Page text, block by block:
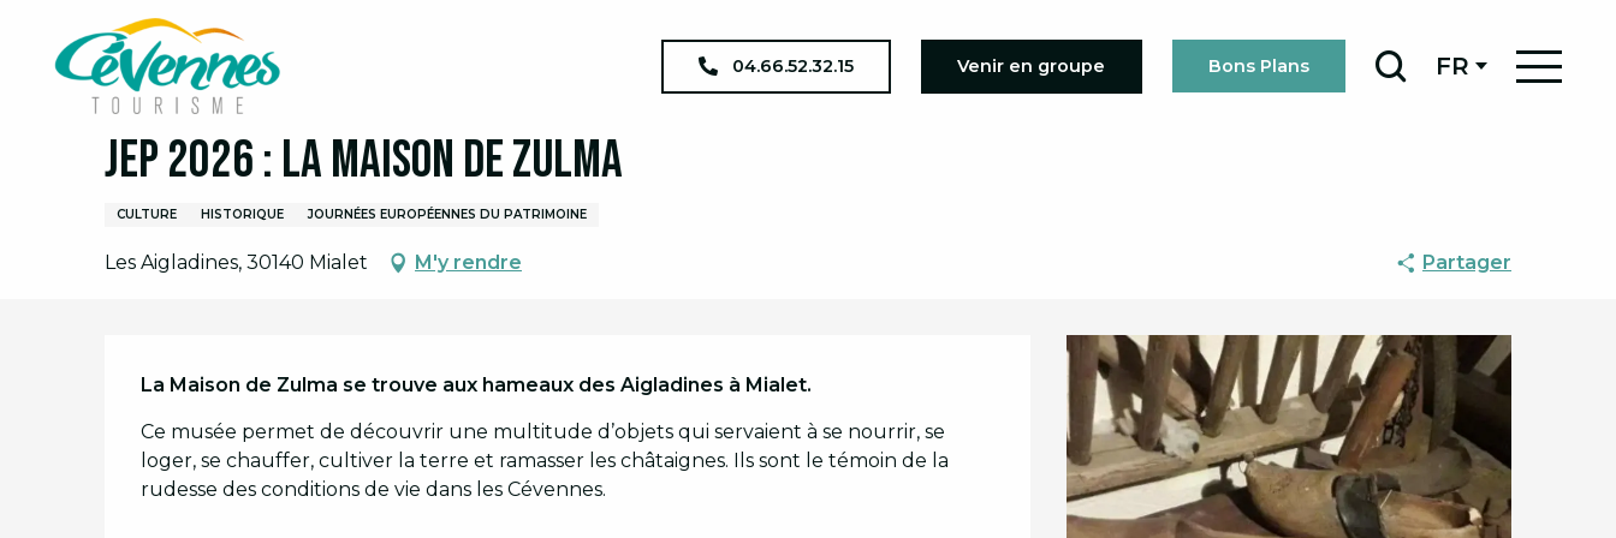
contenu
04.66.52.32.15 Venir en groupe Bons Plans FR
Accueil Organiser son séjour
19 septembre > 20 septembre
JEP 2026 : La Maison de Zulma
CULTURE HISTORIQUE JOURNÉES EUROPÉENNES DU PATRIMOINE
Les Aigladines, 30140 Mialet M'y rendre Partager
Description
La Maison de Zulma se trouve aux hameaux des Aigladines à Mialet.
Ce musée permet de découvrir une multitude d’objets qui servaient à se nourrir, se
loger, se chauffer, cultiver la terre et ramasser les châtaignes. Ils sont le témoin de la
rudesse des conditions de vie dans les Cévennes.